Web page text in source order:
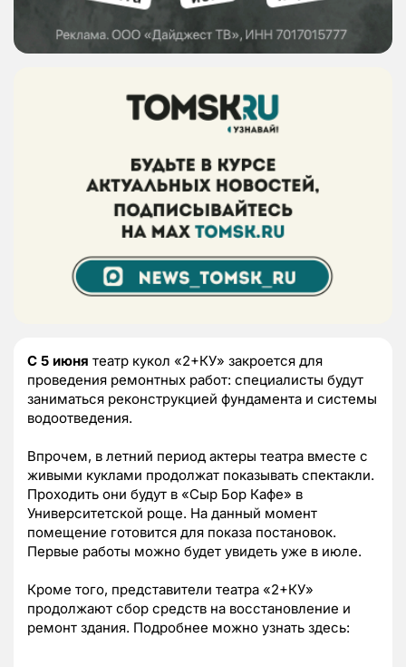
С 5 июня театр кукол «2+КУ» закроется для
проведения ремонтных работ: специалисты будут
заниматься реконструкцией фундамента и системы
водоотведения.
Впрочем, в летний период актеры театра вместе с
живыми куклами продолжат показывать спектакли.
Проходить они будут в «Сыр Бор Кафе» в
Университетской роще. На данный момент
помещение готовится для показа постановок.
Первые работы можно будет увидеть уже в июле.
Кроме того, представители театра «2+КУ»
продолжают сбор средств на восстановление и
ремонт здания. Подробнее можно узнать здесь: